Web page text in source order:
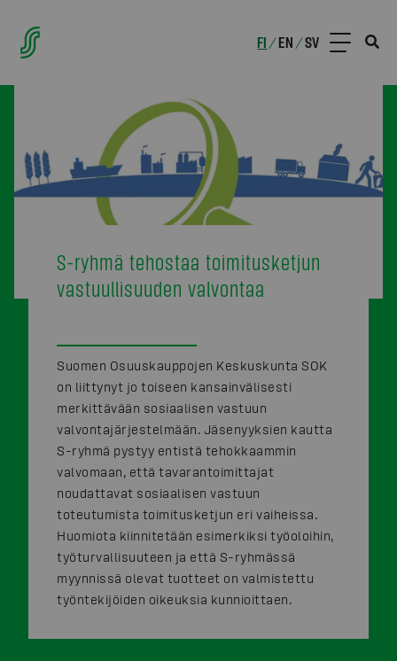
FI /EN /SV
S-ryhmä tehostaa toimitusketjun
vastuullisuuden valvontaa
Suomen Osuuskauppojen Keskuskunta SOK
on liittynyt jo toiseen kansainvälisesti
merkittävään sosiaalisen vastuun
valvontajärjestelmään. Jäsenyyksien kautta
S-ryhmä pystyy entistä tehokkaammin
valvomaan, että tavarantoimittajat
noudattavat sosiaalisen vastuun
toteutumista toimitusketjun eri vaiheissa.
Huomiota kiinnitetään esimerkiksi työoloihin,
työturvallisuuteen ja että S-ryhmässä
myynnissä olevat tuotteet on valmistettu
työntekijöiden oikeuksia kunnioittaen.